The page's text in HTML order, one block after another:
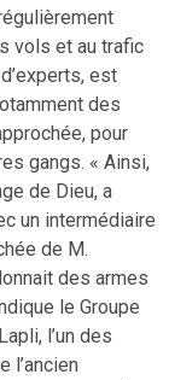
vols et au trafic
est
des
pour
gangs. « Ainsi,
de Dieu, a
un intermédiaire
de M.
des armes
le Groupe
l’un des
l’ancien